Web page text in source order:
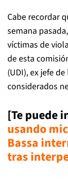
Cabe recordar
semana
víctimas de
de esta
(UDI), ex jefe
considerados
[Te puede
usando
Bassa
tras